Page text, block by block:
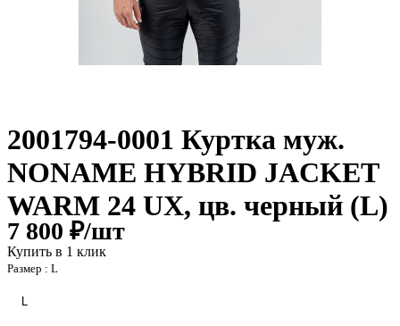
2001794-0001 Куртка муж.
NONAME HYBRID JACKET
WARM 24 UX, цв. черный (L)
7 800 ₽/шт
Купить в 1 клик
Размер : L
L